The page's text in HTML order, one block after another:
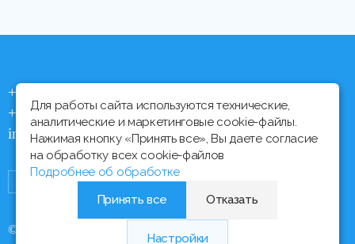
+375 (44) 704 92 06
+375 (17) 373 21 33
info@ipmtorgi.by
© Все права защищены, 2000 - 2026 ИПМ-Торги
Для работы сайта используются технические,
аналитические и маркетинговые cookie-файлы.
Нажимая кнопку «Принять все», Вы даете согласие
на обработку всех cookie-файлов
Подробнее об обработке
Принять все
Отказать
Настройки